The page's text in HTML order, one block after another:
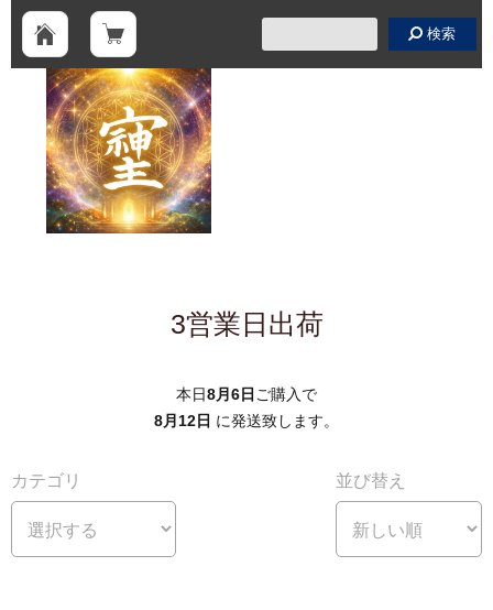
検索
3営業日出荷
本日8月6日 ご購入で
8月12日 に発送致します。
カテゴリ 並び替え